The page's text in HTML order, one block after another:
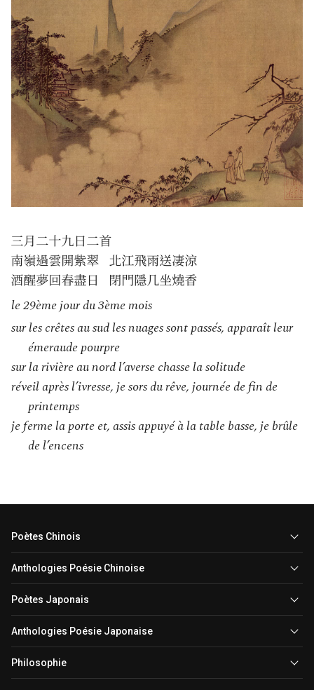
le 29ème jour du 3ème mois
sur les crêtes au sud les nuages sont passés, apparaît leur
émeraude pourpre
sur la rivière au nord l’averse chasse la solitude
réveil après l’ivresse, je sors du rêve, journée de fin de
printemps
je ferme la porte et, assis appuyé à la table basse, je brûle
de l’encens
Poètes Chinois
Anthologies Poésie Chinoise
Poètes Japonais
Anthologies Poésie Japonaise
Philosophie